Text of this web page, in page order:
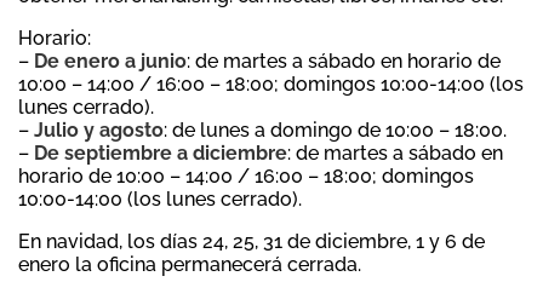
Horario:
– De enero a junio: de martes a sábado en horario de
10:00 – 14:00 / 16:00 – 18:00; domingos 10:00-14:00 (los
lunes cerrado).
– Julio y agosto: de lunes a domingo de 10:00 – 18:00.
– De septiembre a diciembre: de martes a sábado en
horario de 10:00 – 14:00 / 16:00 – 18:00; domingos
10:00-14:00 (los lunes cerrado).
En navidad, los días 24, 25, 31 de diciembre, 1 y 6 de
enero la oficina permanecerá cerrada.